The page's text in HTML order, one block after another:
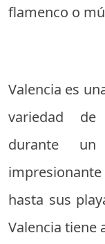
flamenco o
Valencia es
variedad
durante
hasta sus
Valencia tiene